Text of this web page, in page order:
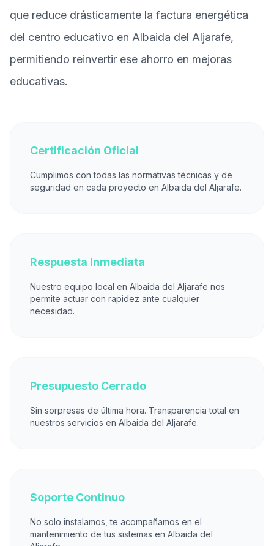
que reduce drásticamente la factura energética
del centro educativo en Albaida del Aljarafe,
permitiendo reinvertir ese ahorro en mejoras
educativas.
Certificación Oficial
Cumplimos con todas las normativas técnicas y de
seguridad en cada proyecto en Albaida del Aljarafe.
Respuesta Inmediata
Nuestro equipo local en Albaida del Aljarafe nos
permite actuar con rapidez ante cualquier
necesidad.
Presupuesto Cerrado
Sin sorpresas de última hora. Transparencia total en
nuestros servicios en Albaida del Aljarafe.
Soporte Continuo
No solo instalamos, te acompañamos en el
mantenimiento de tus sistemas en Albaida del